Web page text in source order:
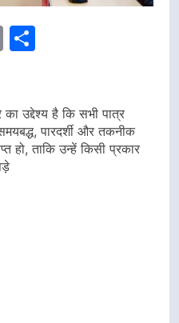
Copy
उद्देश्य है कि सभी पात्र
पारदर्शी और तकनीक
हो, ताकि उन्हें किसी प्रकार